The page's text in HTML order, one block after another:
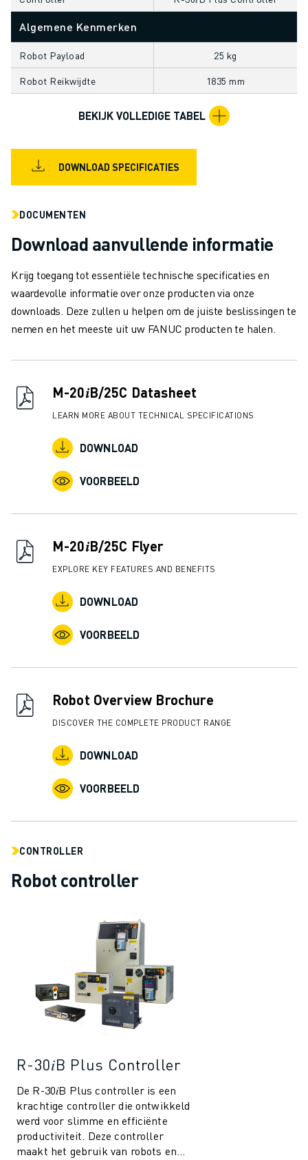
OPLEIDING & ONDERWIJS
FANUC ACADEMY
OPLOSSINGEN VOOR INDUSTRIEËN
OPLOSSINGEN VOOR HET ONDERWIJS
WORLDSKILLS & JONG TALENT
ONDERWIJS EVENEMENTEN
EVENEMENTEN
ONDERWIJS EVENEMENTEN
OVER FANUC
FANUC IN EUROPA
ONZE LOCATIES
JOBS
SHAPE YOUR FUTURE WITH FANUC
JOIN US » JOB PORTAAL
CONTACT
LOCATIES
Algemene Kenmerken
Robot Payload 25 kg
Robot Reikwijdte 1835 mm
BEKIJK VOLLEDIGE TABEL
DOWNLOAD SPECIFICATIES
DOCUMENTEN
Download aanvullende informatie
Krijg toegang tot essentiële technische specificaties en
waardevolle informatie over onze producten via onze
downloads. Deze zullen u helpen om de juiste beslissingen te
nemen en het meeste uit uw FANUC producten te halen.
M-20𝑖B/25C Datasheet
LEARN MORE ABOUT TECHNICAL SPECIFICATIONS
DOWNLOAD
VOORBEELD
M-20𝑖B/25C Flyer
EXPLORE KEY FEATURES AND BENEFITS
DOWNLOAD
VOORBEELD
Robot Overview Brochure
DISCOVER THE COMPLETE PRODUCT RANGE
DOWNLOAD
VOORBEELD
CONTROLLER
Robot controller
R-30𝑖B Plus Controller
De R-30𝑖B Plus controller is een
krachtige controller die ontwikkeld
werd voor slimme en efficiënte
productiviteit. Deze controller
maakt het gebruik van robots en